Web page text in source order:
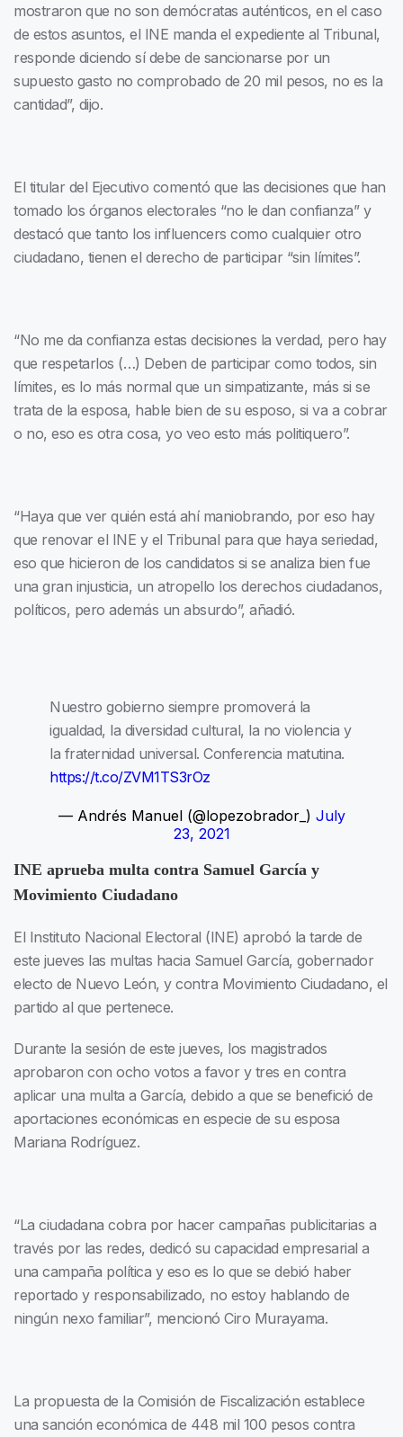
mostraron que no son demócratas auténticos, en el caso
de estos asuntos, el INE manda el expediente al Tribunal,
responde diciendo sí debe de sancionarse por un
supuesto gasto no comprobado de 20 mil pesos, no es la
cantidad”, dijo.
El titular del Ejecutivo comentó que las decisiones que han
tomado los órganos electorales “no le dan confianza” y
destacó que tanto los influencers como cualquier otro
ciudadano, tienen el derecho de participar “sin límites”.
“No me da confianza estas decisiones la verdad, pero hay
que respetarlos (…) Deben de participar como todos, sin
límites, es lo más normal que un simpatizante, más si se
trata de la esposa, hable bien de su esposo, si va a cobrar
o no, eso es otra cosa, yo veo esto más politiquero”.
“Haya que ver quién está ahí maniobrando, por eso hay
que renovar el INE y el Tribunal para que haya seriedad,
eso que hicieron de los candidatos si se analiza bien fue
una gran injusticia, un atropello los derechos ciudadanos,
políticos, pero además un absurdo”, añadió.
Nuestro gobierno siempre promoverá la
igualdad, la diversidad cultural, la no violencia y
la fraternidad universal. Conferencia matutina.
https://t.co/ZVM1TS3rOz
— Andrés Manuel (@lopezobrador_) July
23, 2021
INE aprueba multa contra Samuel García y
Movimiento Ciudadano
El Instituto Nacional Electoral (INE) aprobó la tarde de
este jueves las multas hacia Samuel García, gobernador
electo de Nuevo León, y contra Movimiento Ciudadano, el
partido al que pertenece.
Durante la sesión de este jueves, los magistrados
aprobaron con ocho votos a favor y tres en contra
aplicar una multa a García, debido a que se benefició de
aportaciones económicas en especie de su esposa
Mariana Rodríguez.
“La ciudadana cobra por hacer campañas publicitarias a
través por las redes, dedicó su capacidad empresarial a
una campaña política y eso es lo que se debió haber
reportado y responsabilizado, no estoy hablando de
ningún nexo familiar”, mencionó Ciro Murayama.
La propuesta de la Comisión de Fiscalización establece
una sanción económica de 448 mil 100 pesos contra